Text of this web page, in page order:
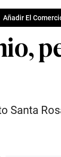
Añadir El
Santa